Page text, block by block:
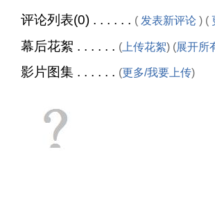
评论列表(0) . . . . . . ( 发表新评论 ) (
幕后花絮 . . . . . . ( 上传花絮) (展开所
影片图集 . . . . . . (更多/我要上传)